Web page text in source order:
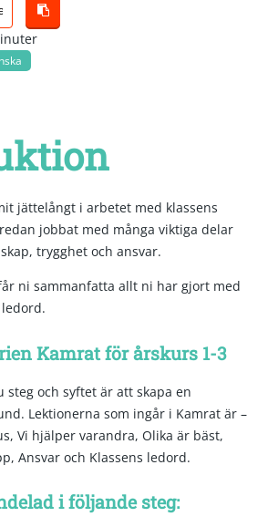
jättelångt i arbetet med klassens
jobbat med många viktiga delar
trygghet och ansvar.
ni sammanfatta allt ni har gjort med
Kamrat för årskurs 1-3
steg och syftet är att skapa en
Lektionerna som ingår i Kamrat är –
Vi hjälper varandra, Olika är bäst,
Ansvar och Klassens ledord.
i följande steg: